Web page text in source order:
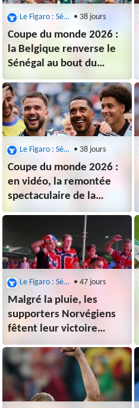
Le Figaro : Sénégal • 38 jours
Coupe du monde 2026 :
la Belgique renverse le
Sénégal au bout du
suspense et rallie
les huitièmes
Le Figaro : Sénégal • 38 jours
Coupe du monde 2026 :
en vidéo, la remontée
spectaculaire de la
Belgique face au Sénégal
Le Figaro : Sénégal • 47 jours
Malgré la pluie, les
supporters Norvégiens
fêtent leur victoire
contre le Sénégal